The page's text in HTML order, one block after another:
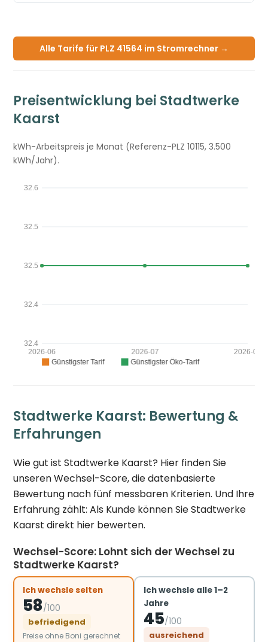
Alle Tarife für PLZ 41564 im Stromrechner →
Preisentwicklung bei Stadtwerke
Kaarst
kWh-Arbeitspreis je Monat (Referenz-PLZ 10115, 3.500
kWh/Jahr).
Stadtwerke Kaarst: Bewertung &
Erfahrungen
Wie gut ist Stadtwerke Kaarst? Hier finden Sie
unseren Wechsel-Score, die datenbasierte
Bewertung nach fünf messbaren Kriterien. Und Ihre
Erfahrung zählt: Als Kunde können Sie Stadtwerke
Kaarst direkt hier bewerten.
Wechsel-Score: Lohnt sich der Wechsel zu
Stadtwerke Kaarst?
Ich wechsle selten
58/100
befriedigend
Preise ohne Boni gerechnet
Ich wechsle alle 1–2
Jahre
45/100
ausreichend